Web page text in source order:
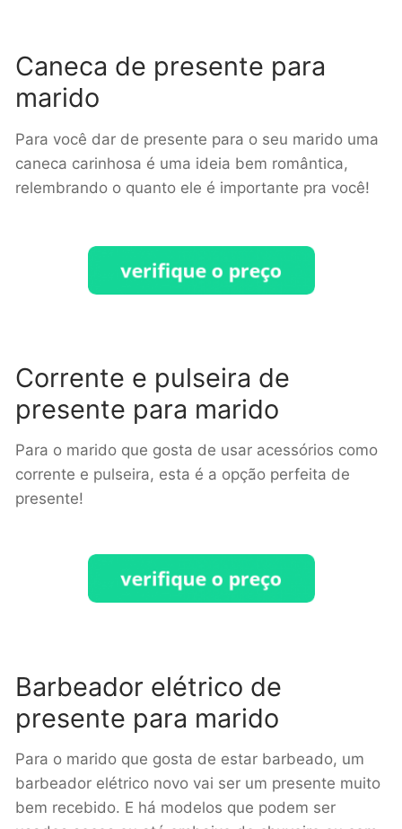
Caneca de presente para
marido
Para você dar de presente para o seu marido uma
caneca carinhosa é uma ideia bem romântica,
relembrando o quanto ele é importante pra você!
Corrente e pulseira de
presente para marido
Para o marido que gosta de usar acessórios como
corrente e pulseira, esta é a opção perfeita de
presente!
Barbeador elétrico de
presente para marido
Para o marido que gosta de estar barbeado, um
barbeador elétrico novo vai ser um presente muito
bem recebido. E há modelos que podem ser